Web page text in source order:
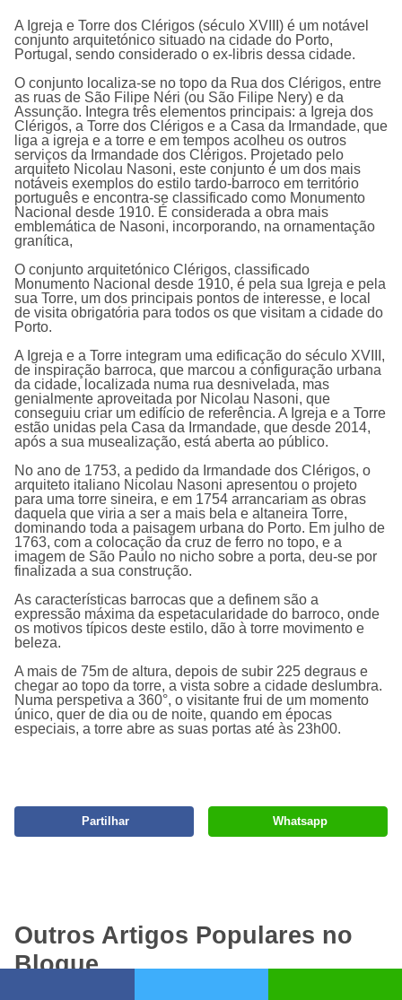
A Igreja e Torre dos Clérigos (século XVIII) é um notável
conjunto arquitetónico situado na cidade do Porto,
Portugal, sendo considerado o ex-libris dessa cidade.
O conjunto localiza-se no topo da Rua dos Clérigos, entre
as ruas de São Filipe Néri (ou São Filipe Nery) e da
Assunção. Integra três elementos principais: a Igreja dos
Clérigos, a Torre dos Clérigos e a Casa da Irmandade, que
liga a igreja e a torre e em tempos acolheu os outros
serviços da Irmandade dos Clérigos. Projetado pelo
arquiteto Nicolau Nasoni, este conjunto é um dos mais
notáveis exemplos do estilo tardo-barroco em território
português e encontra-se classificado como Monumento
Nacional desde 1910. É considerada a obra mais
emblemática de Nasoni, incorporando, na ornamentação
graní­tica,
O conjunto arquitetónico Clérigos, classificado
Monumento Nacional desde 1910, é pela sua Igreja e pela
sua Torre, um dos principais pontos de interesse, e local
de visita obrigatória para todos os que visitam a cidade do
Porto.
A Igreja e a Torre integram uma edificação do século XVIII,
de inspiração barroca, que marcou a configuração urbana
da cidade, localizada numa rua desnivelada, mas
genialmente aproveitada por Nicolau Nasoni, que
conseguiu criar um edifício de referência. A Igreja e a Torre
estão unidas pela Casa da Irmandade, que desde 2014,
após a sua musealização, está aberta ao público.
No ano de 1753, a pedido da Irmandade dos Clérigos, o
arquiteto italiano Nicolau Nasoni apresentou o projeto
para uma torre sineira, e em 1754 arrancariam as obras
daquela que viria a ser a mais bela e altaneira Torre,
dominando toda a paisagem urbana do Porto. Em julho de
1763, com a colocação da cruz de ferro no topo, e a
imagem de São Paulo no nicho sobre a porta, deu-se por
finalizada a sua construção.
As características barrocas que a definem são a
expressão máxima da espetacularidade do barroco, onde
os motivos típicos deste estilo, dão à torre movimento e
beleza.
A mais de 75m de altura, depois de subir 225 degraus e
chegar ao topo da torre, a vista sobre a cidade deslumbra.
Numa perspetiva a 360°, o visitante frui de um momento
único, quer de dia ou de noite, quando em épocas
especiais, a torre abre as suas portas até às 23h00.
Whatsapp
Partilhar
Outros Artigos Populares no
Blogue